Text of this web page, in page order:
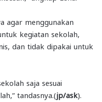
agar menggunakan
kegiatan sekolah,
dan tidak dipakai untuk
saja sesuai
tandasnya.(jp/ask).